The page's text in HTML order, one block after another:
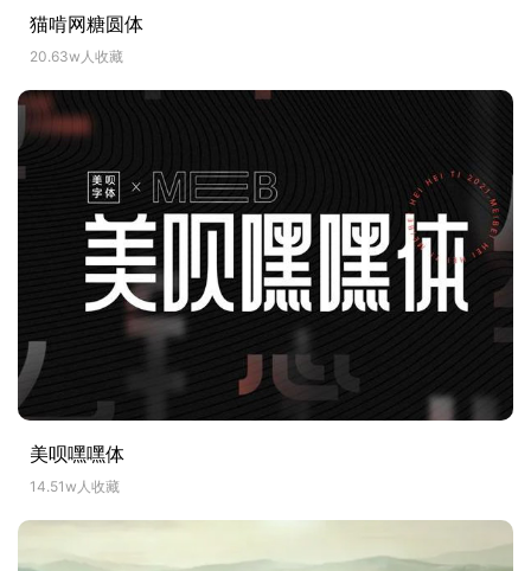
猫啃网糖圆体
20.63w人收藏
美呗嘿嘿体
14.51w人收藏